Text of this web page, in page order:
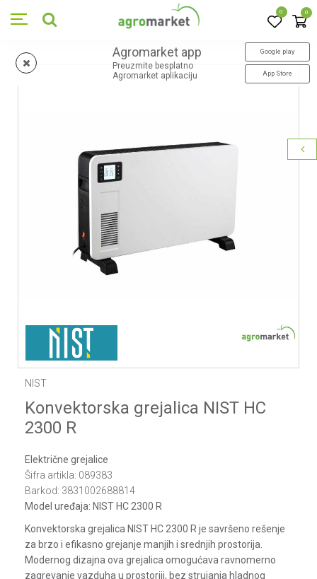
0 0
Agromarket app
Preuzmite besplatno
Agromarket aplikaciju
Google play
App Store
NIST
Konvektorska grejalica NIST HC
2300 R
Električne grejalice
Šifra artikla: 089383
Barkod: 3831002688814
Model uređaja: NIST HC 2300 R
Konvektorska grejalica NIST HC 2300 R je savršeno rešenje
za brzo i efikasno grejanje manjih i srednjih prostorija.
Modernog dizajna ova grejalica omogućava ravnomerno
zagrevanje vazduha u prostoriji, bez strujanja hladnog